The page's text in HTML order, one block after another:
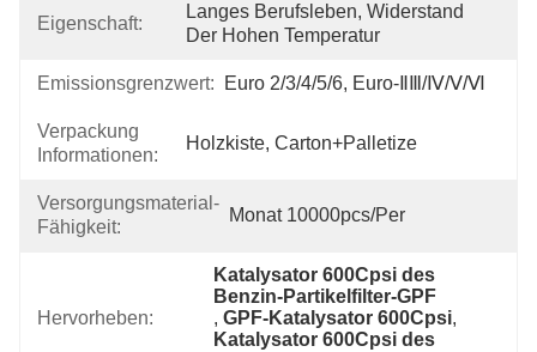
Eigenschaft:
Langes Berufsleben, Widerstand
Der Hohen Temperatur
Emissionsgrenzwert: Euro 2/3/4/5/6, Euro-ⅡⅢ/Ⅳ/Ⅴ/Ⅵ
Verpackung
Informationen:
Holzkiste, Carton+Palletize
Versorgungsmaterial-
Fähigkeit:
Monat 10000pcs/per
Hervorheben:
Katalysator 600Cpsi des
Benzin-Partikelfilter-GPF
, GPF-Katalysator 600Cpsi,
Katalysator 600Cpsi des